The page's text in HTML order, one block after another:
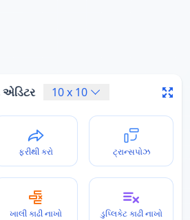
10x 10
ફરીથી કરો ટ્રાન્સપોઝ
ખાલી કાઢી નાખો ડુપ્લિકેટ કાઢી નાખો